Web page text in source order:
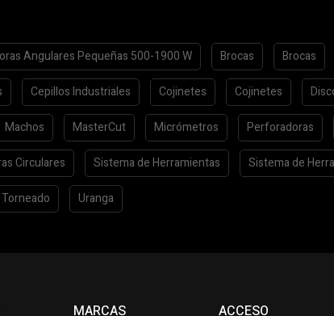
Angulares Pequeñas 500-1900 W Brocas Brocas
Cepillos Industriales Cojinetes Cojinetes
Machos MasterCut Micrómetros Perforadoras
Circulares Sistema de Herramientas Sistema de
Torneado Uranga
MARCAS ACCESO